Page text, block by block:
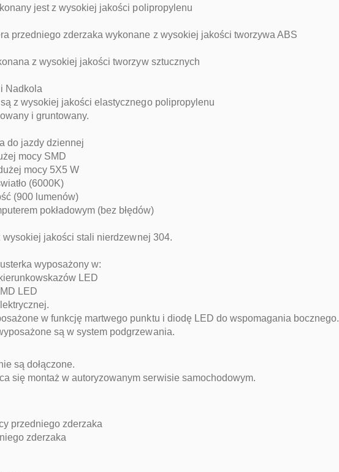
jest z wysokiej jakości polipropylenu
przedniego zderzaka wykonane z wysokiej jakości tworzywa ABS
z wysokiej jakości tworzyw sztucznych
Nadkola
z wysokiej jakości elastycznego polipropylenu
i gruntowany.
do jazdy dziennej
mocy SMD
mocy 5X5 W
(6000K)
(900 lumenów)
pokładowym (bez błędów)
wysokiej jakości stali nierdzewnej 304.
wyposażony w:
LED
LED
w funkcję martwego punktu i diodę LED do wspomagania bocznego.
są w system podgrzewania.
są dołączone.
się montaż w autoryzowanym serwisie samochodowym.
przedniego zderzaka
zderzaka